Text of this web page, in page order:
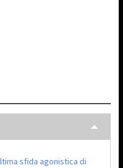
sfida agonistica di